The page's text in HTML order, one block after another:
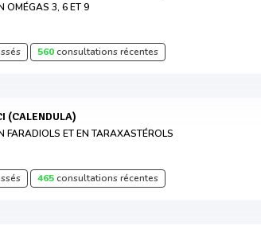
OMÉGAS 3, 6 ET 9
560consultations récentes
(CALENDULA)
FARADIOLS ET EN TARAXASTÉROLS
465consultations récentes